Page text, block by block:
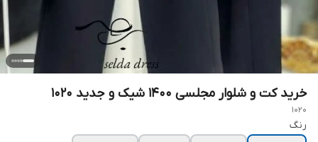
خرید کت و شلوار مجلسی ۱۴۰۰ شیک و جدید ۱۰۲۰
1020
رنگ